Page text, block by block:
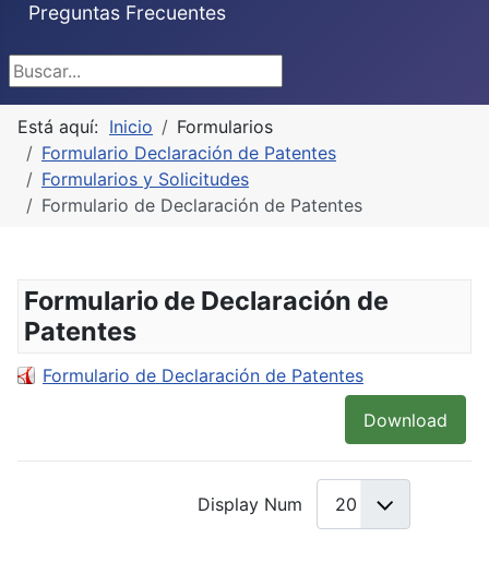
Preguntas Frecuentes
Buscar...
Está aquí: Inicio
Formularios
Formulario Declaración de Patentes
Formularios y Solicitudes
Formulario de Declaración de Patentes
Formulario de Declaración de
Patentes
Formulario de Declaración de Patentes
Download
Display Num